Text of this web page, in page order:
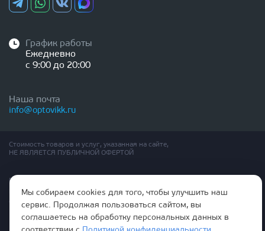
График работы
Ежедневно
с 9:00 до 20:00
Наша почта
info@optovikk.ru
Стоимость товаров и услуг, указанная на сайте,
НЕ ЯВЛЯЕТСЯ ПУБЛИЧНОЙ ОФЕРТОЙ
Правила эксплутации входных и межкомнатных дверей
Политика обработки персональных данных
Согласие на обработку персональных данных
Мы собираем cookies для того, чтобы улучшить наш
сервис. Продолжая пользоваться сайтом, вы
соглашаетесь на обработку персональных данных в